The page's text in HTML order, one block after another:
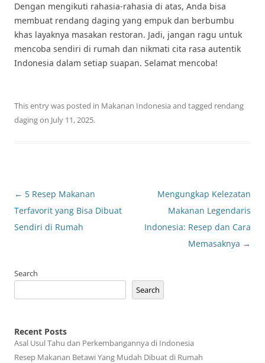
Dengan mengikuti rahasia-rahasia di atas, Anda bisa
membuat rendang daging yang empuk dan berbumbu
khas layaknya masakan restoran. Jadi, jangan ragu untuk
mencoba sendiri di rumah dan nikmati cita rasa autentik
Indonesia dalam setiap suapan. Selamat mencoba!
This entry was posted in Makanan Indonesia and tagged rendang
dagingon July 11, 2025.
Post
navigation
← 5 Resep Makanan
Terfavorit yang Bisa Dibuat
Sendiri di Rumah
Mengungkap Kelezatan
Makanan Legendaris
Indonesia: Resep dan Cara
Memasaknya →
Search
Search
Recent Posts
Asal Usul Tahu dan Perkembangannya di Indonesia
Resep Makanan Betawi Yang Mudah Dibuat di Rumah